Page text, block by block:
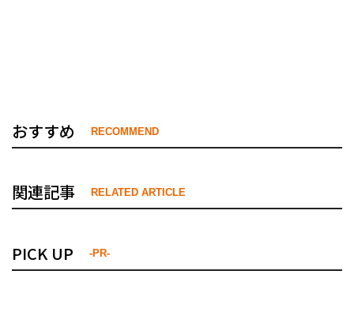
おすすめ RECOMMEND
関連記事 RELATED ARTICLE
PICK UP -PR-